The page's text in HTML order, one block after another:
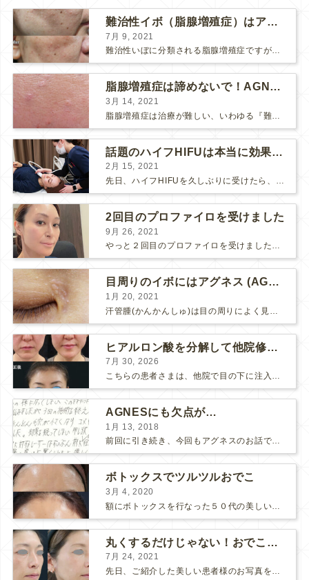
難治性イボ（脂腺増殖症）はアグネスAGNESが効果的です！
7月 9, 2021
難治性いぼに分類される脂腺増殖症ですが、脂腺増殖症はAGNESアグネスにとても良く反応して、きれいに治すことができます。 ↑ 脂腺増殖症をアグネスAGNESで３回治療した1ヶ月後の写真です。...
脂腺増殖症は諦めないで！AGNESアグネス治療でツルツル肌に！
3月 14, 2021
話題のハイフHIFUは本当に効果があるのか？
2月 15, 2021
先日、ハイフHIFUを久しぶりに受けたら、顔の調子がとても良い感じです♪ 私はハイフHIFU後はいつも３日位、人には気付かれない程度に軽く腫れて、その後、グングンと顔が引き締まります。 ...
2回目のプロファイロを受けました
9月 26, 2021
やっと２回目のプロファイロを受けました。 ↑ 写真はプロファイロ翌日です。 この距離の写真では凹凸は映らないですし、 実物も、首がよく見ると凹凸が残っている位で、 それも３日で...
目周りのイボにはアグネス (AGNES）が効く！（ほぼ）ノーダウンタイムのイボ治療
1月 20, 2021
ヒアルロン酸を分解して他院修正（目の下のチンダル現象とその補正）
7月 30, 2026
こちらの患者さまは、他院で目の下に注入したヒアルロン酸がチンダル現象を起こしていたため、 ヒアルロン酸を分解する薬（ヒアルロニダーゼ）で分解してから 改めてヒアルロン酸を入れ直しました。 ...
AGNESにも欠点が…
1月 13, 2018
前回に引き続き、今回もアグネスのお話です。 AGNESはとっても良い治療である一方、 欠点もいくつかありますので、そちらもお話ししておきますね。 AGNESの欠点 1. ダウンタイム A...
ボトックスでツルツルおでこ
3月 4, 2020
丸くするだけじゃない！おでこのヒアルロン酸注射
7月 24, 2021
先日、ご紹介した美しい患者様のお写真を使わせていただいて、おでこのヒアルロン酸注射について説明します。 （≫ 写真の患者様の経過はこちら『２年間で若返って綺麗になられた患者様』） なぜおでこに...